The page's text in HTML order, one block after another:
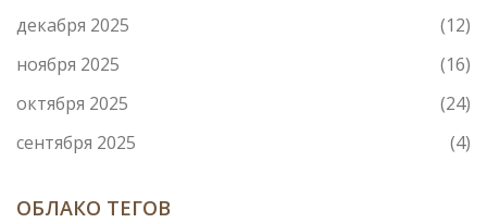
декабря 2025
(12)
ноября 2025
(16)
октября 2025
(24)
сентября 2025
(4)
ОБЛАКО ТЕГОВ